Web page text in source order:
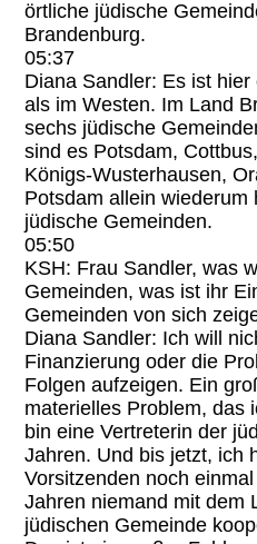
örtliche jüdische
Brandenburg.
05:37
Diana Sandler: Es ist
als im Westen. Im Land
sechs jüdische
sind es Potsdam,
Königs-Wusterhausen,
Potsdam allein
jüdische Gemeinden.
05:50
KSH: Frau Sandler, was
Gemeinden, was ist ihr
Gemeinden von sich
Diana Sandler: Ich will
Finanzierung oder die
Folgen aufzeigen. Ein
materielles Problem, das
bin eine Vertreterin der
Jahren. Und bis jetzt, ich
Vorsitzenden noch
Jahren niemand mit dem
jüdischen Gemeinde